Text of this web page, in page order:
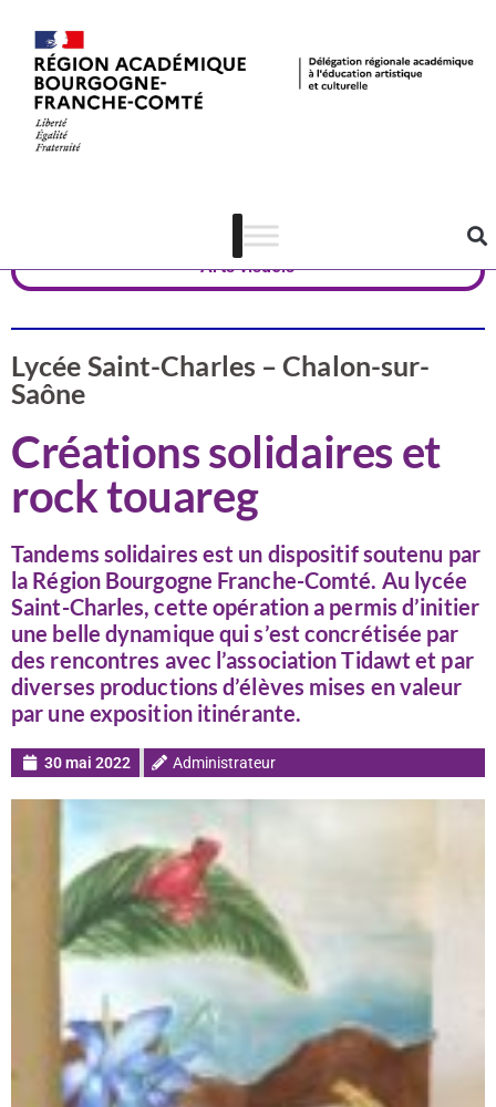
Arts visuels
Lycée Saint-Charles – Chalon-sur-
Saône
Créations solidaires et
rock touareg
Tandems solidaires est un dispositif soutenu par
la Région Bourgogne Franche-Comté. Au lycée
Saint-Charles, cette opération a permis d’initier
une belle dynamique qui s’est concrétisée par
des rencontres avec l’association Tidawt et par
diverses productions d’élèves mises en valeur
par une exposition itinérante.
30 mai 2022 Administrateur